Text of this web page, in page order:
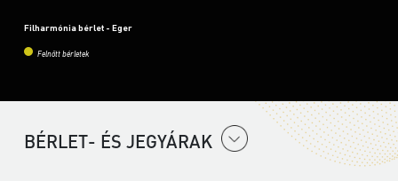
Filharmónia bérlet - Eger
Felnőtt bérletek
BÉRLET- ÉS JEGYÁRAK